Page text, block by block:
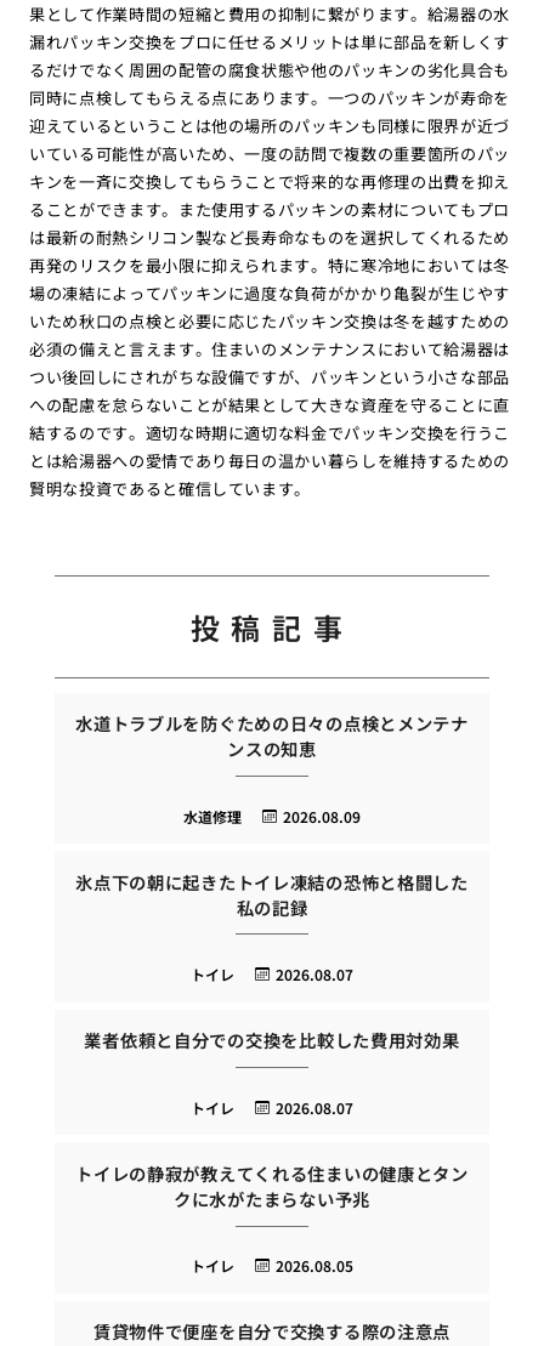
果として作業時間の短縮と費用の抑制に繋がります。給湯器の水
漏れパッキン交換をプロに任せるメリットは単に部品を新しくす
るだけでなく周囲の配管の腐食状態や他のパッキンの劣化具合も
同時に点検してもらえる点にあります。一つのパッキンが寿命を
迎えているということは他の場所のパッキンも同様に限界が近づ
いている可能性が高いため、一度の訪問で複数の重要箇所のパッ
キンを一斉に交換してもらうことで将来的な再修理の出費を抑え
ることができます。また使用するパッキンの素材についてもプロ
は最新の耐熱シリコン製など長寿命なものを選択してくれるため
再発のリスクを最小限に抑えられます。特に寒冷地においては冬
場の凍結によってパッキンに過度な負荷がかかり亀裂が生じやす
いため秋口の点検と必要に応じたパッキン交換は冬を越すための
必須の備えと言えます。住まいのメンテナンスにおいて給湯器は
つい後回しにされがちな設備ですが、パッキンという小さな部品
への配慮を怠らないことが結果として大きな資産を守ることに直
結するのです。適切な時期に適切な料金でパッキン交換を行うこ
とは給湯器への愛情であり毎日の温かい暮らしを維持するための
賢明な投資であると確信しています。
投稿記事
水道トラブルを防ぐための日々の点検とメンテナ
ンスの知恵
2026.08.09
水道修理
氷点下の朝に起きたトイレ凍結の恐怖と格闘した
私の記録
2026.08.07
トイレ
業者依頼と自分での交換を比較した費用対効果
2026.08.07
トイレ
トイレの静寂が教えてくれる住まいの健康とタン
クに水がたまらない予兆
2026.08.05
トイレ
賃貸物件で便座を自分で交換する際の注意点